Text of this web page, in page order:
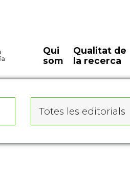
Qui
som
Qualitat de
la recerca
Totes les editorials